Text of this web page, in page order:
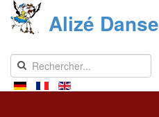
Alizé Danse